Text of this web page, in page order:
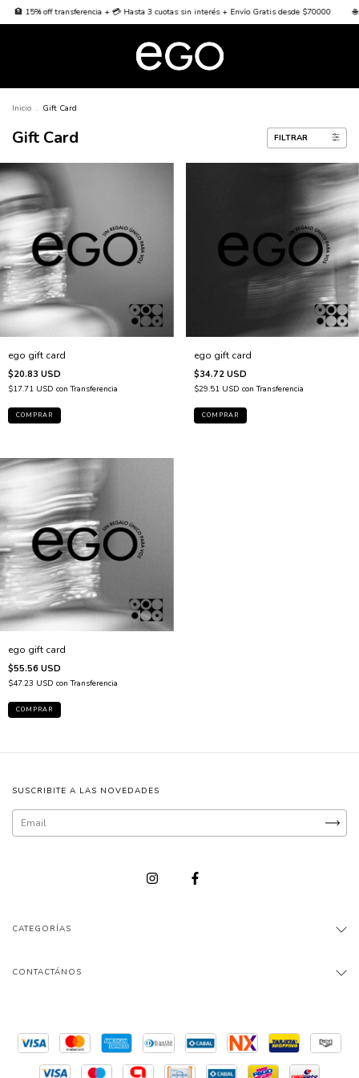
🏦 15% off transferencia + 💳 Hasta 3 cuotas sin interés + Envío Gratis desde $70000
Inicio . Gift Card
Gift Card FILTRAR
ego gift card
$20.83 USD
$17.71 USD con Transferencia
ego gift card
$34.72 USD
$29.51 USD con Transferencia
ego gift card
$55.56 USD
$47.23 USD con Transferencia
SUSCRIBITE A LAS NOVEDADES
CATEGORÍAS
CONTACTÁNOS